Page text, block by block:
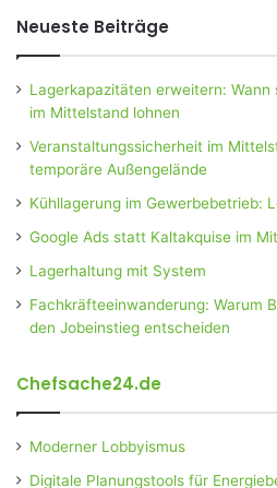
Neueste Beiträge
Lagerkapazitäten erweitern:
im Mittelstand lohnen
Veranstaltungssicherheit im
temporäre Außengelände
Kühllagerung im Gewerbebetrieb:
Google Ads statt Kaltakquise im
Lagerhaltung mit System
Fachkräfteeinwanderung: Warum
den Jobeinstieg entscheiden
Chefsache24.de
Moderner Lobbyismus
Digitale Planungstools für